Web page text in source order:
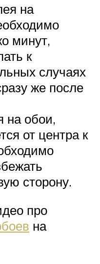
на
минут,
к
случаях
же после
на обои,
от центра к
сторону.
про
на